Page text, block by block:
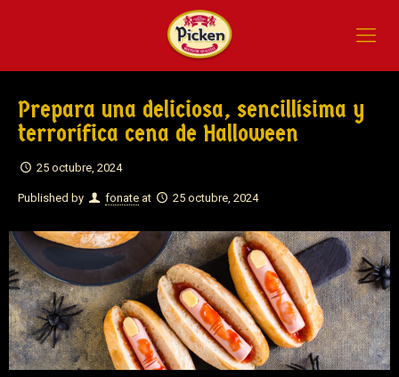
Prepara una deliciosa, sencillísima y
terrorífica cena de Halloween
25 octubre, 2024
Published by fonate at 25 octubre, 2024